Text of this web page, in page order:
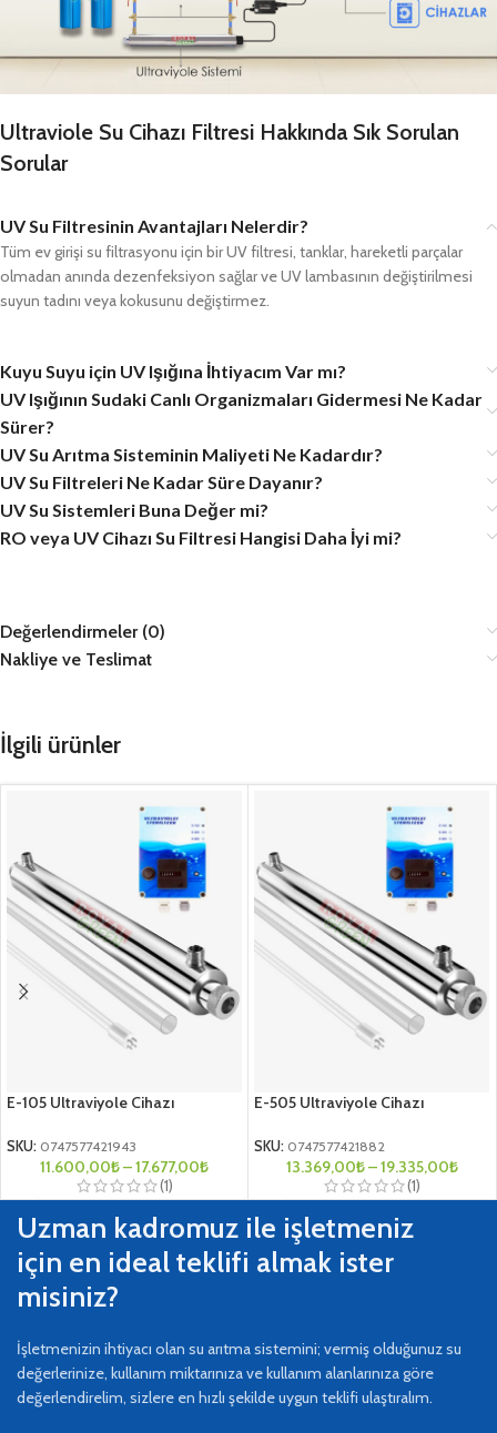
Ultraviole Su Cihazı Filtresi Hakkında Sık Sorulan
Sorular
UV Su Filtresinin Avantajları Nelerdir?
Tüm ev girişi su filtrasyonu için bir UV filtresi, tanklar, hareketli parçalar
olmadan anında dezenfeksiyon sağlar ve UV lambasının değiştirilmesi
suyun tadını veya kokusunu değiştirmez.
Kuyu Suyu için UV Işığına İhtiyacım Var mı?
UV Işığının Sudaki Canlı Organizmaları Gidermesi Ne Kadar
Sürer?
UV Su Arıtma Sisteminin Maliyeti Ne Kadardır?
UV Su Filtreleri Ne Kadar Süre Dayanır?
UV Su Sistemleri Buna Değer mi?
RO veya UV Cihazı Su Filtresi Hangisi Daha İyi mi?
Değerlendirmeler (0)
Nakliye ve Teslimat
İlgili ürünler
E-105 Ultraviyole Cihazı
SKU: 0747577421943
11.600,00₺–17.677,00₺
(1)
E-505 Ultraviyole Cihazı
SKU: 0747577421882
13.369,00₺–19.335,00₺
(1)
Uzman kadromuz ile işletmeniz
için en ideal teklifi almak ister
misiniz?
İşletmenizin ihtiyacı olan su arıtma sistemini; vermiş olduğunuz su
değerlerinize, kullanım miktarınıza ve kullanım alanlarınıza göre
değerlendirelim, sizlere en hızlı şekilde uygun teklifi ulaştıralım.